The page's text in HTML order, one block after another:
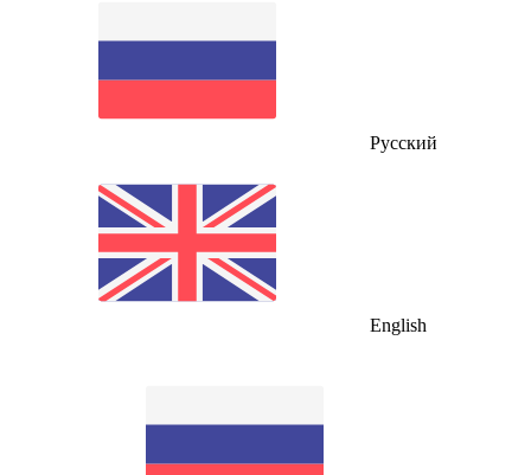
Русский
English